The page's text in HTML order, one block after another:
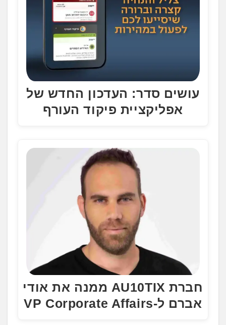
עושים סדר: העדכון החדש של
אפליקציית פיקוד העורף
חברת AU10TIX ממנה את אודי
אברם ל-VP Corporate Affairs